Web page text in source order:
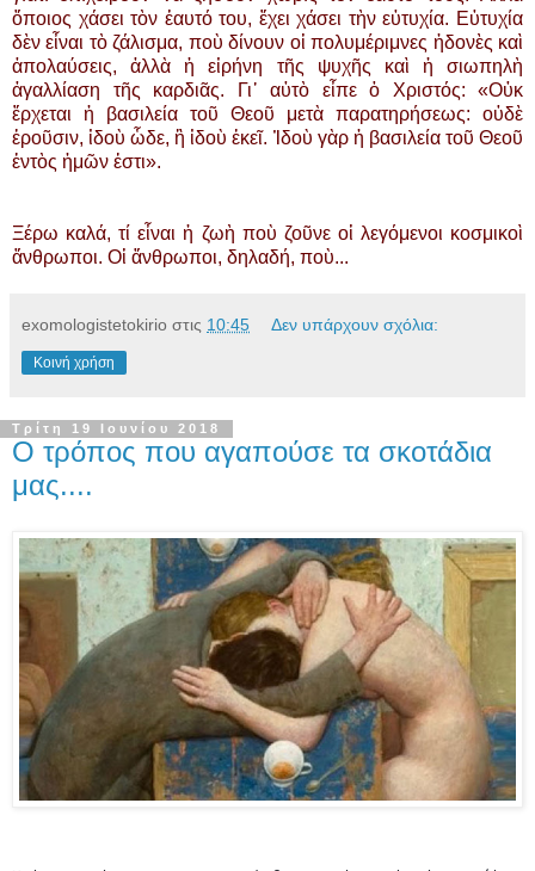
ὅποιος χάσει τὸν ἑαυτό του, ἔχει χάσει τὴν εὐτυχία. Εὐτυχία
δὲν εἶναι τὸ ζάλισμα, ποὺ δίνουν οἱ πολυμέριμνες ἡδονὲς καὶ
ἀπολαύσεις, ἀλλὰ ἡ εἰρήνη τῆς ψυχῆς καὶ ἡ σιωπηλὴ
ἀγαλλίαση τῆς καρδιᾶς. Γι᾿ αὐτὸ εἶπε ὁ Χριστός: «Οὐκ
ἔρχεται ἡ βασιλεία τοῦ Θεοῦ μετὰ παρατηρήσεως: οὐδὲ
ἐροῦσιν, ἰδοὺ ὧδε, ἢ ἰδοὺ ἐκεῖ. Ἰδοὺ γὰρ ἡ βασιλεία τοῦ Θεοῦ
ἐντὸς ἡμῶν ἐστι».
Ξέρω καλά, τί εἶναι ἡ ζωὴ ποὺ ζοῦνε οἱ λεγόμενοι κοσμικοὶ
ἄνθρωποι. Οἱ ἄνθρωποι, δηλαδή, ποὺ...
exomologistetokirio στις 10:45 Δεν υπάρχουν σχόλια:
Κοινή χρήση
Τρίτη 19 Ιουνίου 2018
Ο τρόπος που αγαπούσε τα σκοτάδια
μας....